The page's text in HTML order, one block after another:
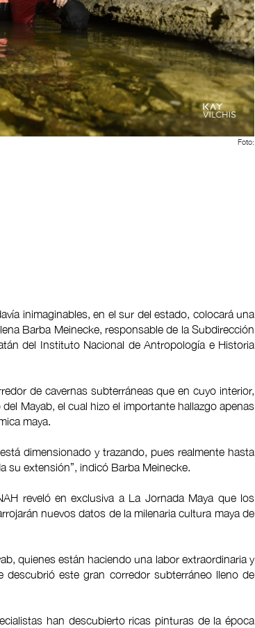
Foto:
inimaginables, en el sur del estado, colocará una
Barba Meinecke, responsable de la Subdirección
del Instituto Nacional de Antropología e Historia
de cavernas subterráneas que en cuyo interior,
Mayab, el cual hizo el importante hallazgo apenas
maya.
dimensionado y trazando, pues realmente hasta
su extensión”, indicó Barba Meinecke.
reveló en exclusiva a La Jornada Maya que los
nuevos datos de la milenaria cultura maya de
quienes están haciendo una labor extraordinaria y
este gran corredor subterráneo lleno de
han descubierto ricas pinturas de la época